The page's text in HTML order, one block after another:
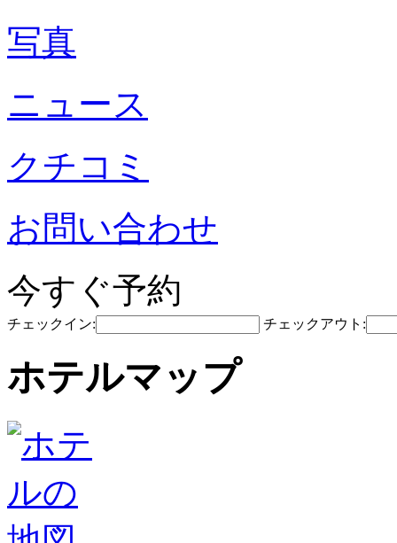
写真
ニュース
クチコミ
お問い合わせ
今すぐ予約
チェックイン: チェックアウト:
ホテルマップ